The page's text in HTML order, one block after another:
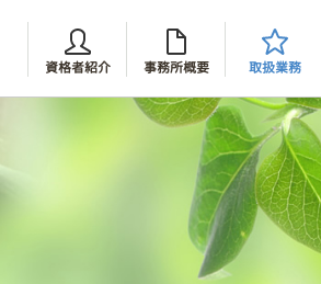
資格者紹介 事務所概要 取扱業務